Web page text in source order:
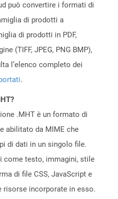
può convertire i formati di
di prodotti a
di prodotti in PDF,
(TIFF, JPEG, PNG BMP),
l’elenco completo dei
.
.MHT è un formato di
abilitato da MIME che
di dati in un singolo file.
come testo, immagini, stile
di file CSS, JavaScript e
risorse incorporate in esso.